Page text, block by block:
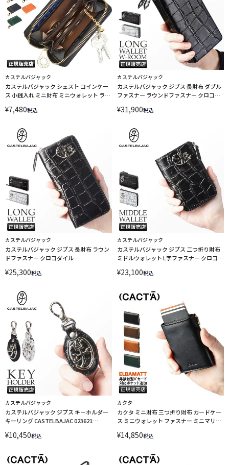
カステルバジャック
カステルバジャック シェスト コインケー
ス 小銭入れ ミニ財布 ミニウォレット ラウ
LINECPN
¥7,480税込
カステルバジャック
カステルバジャック ジプス 長財布 ダブル
ファスナー ラウンドファスナー クロコダ
¥31,900税込
カステルバジャック
カステルバジャック ジプス 長財布 ラウン
ドファスナー クロコダイル
¥25,300税込
カステルバジャック
カステルバジャック ジプス 二つ折り財布
ミドルウォレット L字ファスナー クロコダ
¥23,100税込
カステルバジャック
カステルバジャック ジプス キーホルダー
キーリング CASTELBAJAC 023621
¥10,450税込
カクタ
カクタ ミニ財布 三つ折り財布 カードケー
ス ミニウォレット ファスナー ミニマリス
2022 LINECPN
¥14,850税込